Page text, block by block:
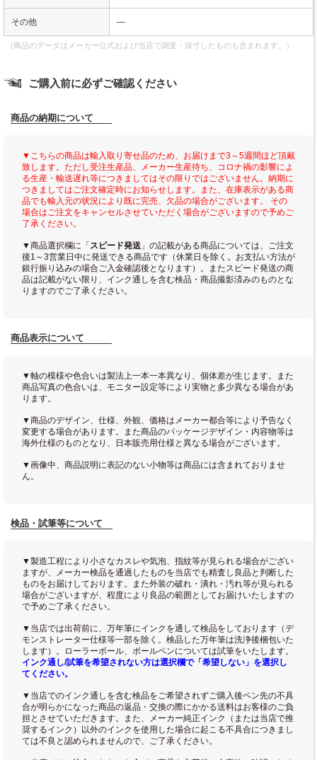
その他 ―
(商品のデータはメーカー公式および当店で調査・採寸したものも含まれます。）
ご購入前に必ずご確認ください
商品の納期について
▼こちらの商品は輸入取り寄せ品のため、お届けまで3～5週間ほど頂戴
致します。ただし受注生産品、メーカー生産待ち、コロナ禍の影響によ
る生産・輸送遅れ等につきましてはその限りではございません。納期に
つきましてはご注文確定時にお知らせします。また、在庫表示がある商
品でも輸入元の状況により既に完売、欠品の場合がございます。 その
場合はご注文をキャンセルさせていただく場合がございますので予めご
了承ください。
▼商品選択欄に「 スピード発送 」の記載がある商品については、ご注文
後1～3営業日中に発送できる商品です（休業日を除く。お支払い方法が
銀行振り込みの場合ご入金確認後となります）。またスピード発送の商
品は記載がない限り、インク通しを含む検品・商品撮影済みのものとな
りますのでご了承ください。
商品表示について
▼軸の模様や色合いは製法上一本一本異なり、個体差が生じます。また
商品写真の色合いは、モニター設定等により実物と多少異なる場合があ
ります。
▼商品のデザイン、仕様、外観、価格はメーカー都合等により予告なく
変更する場合があります。また商品のパッケージデザイン・内容物等は
海外仕様のものとなり、日本販売用仕様と異なる場合がございます。
▼画像中、商品説明に表記のない小物等は商品には含まれておりませ
ん。
検品・試筆等について
▼製造工程により小さなカスレや気泡、指紋等が見られる場合がござい
ますが、メーカー検品を通過したものを当店でも精査し良品と判断した
ものをお届けしております。また外装の破れ・潰れ・汚れ等が見られる
場合がございますが、程度により良品の範囲としてお届けいたしますの
で予めご了承ください。
▼当店では出荷前に、万年筆にインクを通して検品をしております（デ
モンストレーター仕様等一部を除く。検品した万年筆は洗浄後梱包いた
します）。ローラーボール、ボールペンについては試筆をいたします。
インク通し/試筆を希望されない方は選択欄で「希望しない」を選択し
てください。
▼当店でのインク通しを含む検品をご希望されずご購入後ペン先の不具
合が明らかになった商品の返品・交換の際にかかる送料はお客様のご負
担とさせていただきます。また、メーカー純正インク（または当店で推
奨するインク）以外のインクを使用した場合に起こる不具合につきまし
ては不良と認められませんので、ご了承ください。